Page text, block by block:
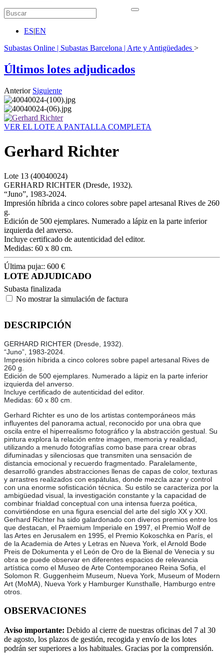
ES|EN
Subastas Online | Subastas Barcelona | Arte y Antigüedades >
Últimos lotes adjudicados
Anterior Siguiente
VER EL LOTE A PANTALLA COMPLETA
Gerhard Richter
Lote 13 (40040024)
GERHARD RICHTER (Dresde, 1932).
“Juno”, 1983-2024.
Impresión híbrida a cinco colores sobre papel artesanal Rives de 260
g.
Edición de 500 ejemplares. Numerado a lápiz en la parte inferior
izquierda del anverso.
Incluye certificado de autenticidad del editor.
Medidas: 60 x 80 cm.
Última puja:: 600 €
LOTE ADJUDICADO
Subasta finalizada
No mostrar la simulación de factura
DESCRIPCIÓN
GERHARD RICHTER (Dresde, 1932).
“Juno”, 1983-2024.
Impresión híbrida a cinco colores sobre papel artesanal Rives de
260 g.
Edición de 500 ejemplares. Numerado a lápiz en la parte inferior
izquierda del anverso.
Incluye certificado de autenticidad del editor.
Medidas: 60 x 80 cm.
Gerhard Richter es uno de los artistas contemporáneos más
influyentes del panorama actual, reconocido por una obra que
oscila entre el hiperrealismo fotográfico y la abstracción gestual. Su
pintura explora la relación entre imagen, memoria y realidad,
utilizando a menudo fotografías como base para crear obras
difuminadas y silenciosas que transmiten una sensación de
distancia emocional y recuerdo fragmentado. Paralelamente,
desarrolló grandes abstracciones llenas de capas de color, texturas
y arrastres realizados con espátulas, donde mezcla azar y control
con una enorme sofisticación técnica. Su estilo se caracteriza por la
ambigüedad visual, la investigación constante y la capacidad de
combinar frialdad conceptual con una intensa fuerza poética,
convirtiéndose en una figura esencial del arte del siglo XX y XXI.
Gerhard Richter ha sido galardonado con diveros premios entre los
que destacan, el Praemium Imperiale en 1997, el Premio Wolf de
las Artes en Jerusalem en 1995, el Premio Kokoschka en París, el
de la Academia de Artes y Letras en Nueva York, el Arnold Bode
Preis de Dokumenta y el León de Oro de la Bienal de Venecia y su
obra se puede observar en diferentes espacios de relevancia
artística como el Museo de Arte Contemporaneo Reina Sofia, el
Solomon R. Guggenheim Museum, Nueva York, Museum of Modern
Art (MoMA), Nueva York y Hamburger Kunsthalle, Hamburgo entre
otros.
OBSERVACIONES
Aviso importante: Debido al cierre de nuestras oficinas del 7 al 30
de agosto, los plazos de gestión, recogida y envío de los lotes
podrán ser superiores a los habituales. Gracias por la comprensión.